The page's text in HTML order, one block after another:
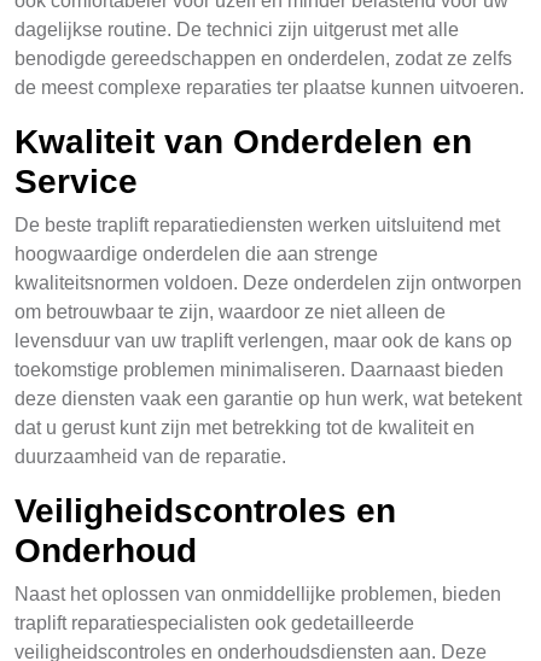
dagelijkse routine. De technici zijn uitgerust met alle
benodigde gereedschappen en onderdelen, zodat ze zelfs
de meest complexe reparaties ter plaatse kunnen uitvoeren.
Kwaliteit van Onderdelen en
Service
De beste traplift reparatiediensten werken uitsluitend met
hoogwaardige onderdelen die aan strenge
kwaliteitsnormen voldoen. Deze onderdelen zijn ontworpen
om betrouwbaar te zijn, waardoor ze niet alleen de
levensduur van uw traplift verlengen, maar ook de kans op
toekomstige problemen minimaliseren. Daarnaast bieden
deze diensten vaak een garantie op hun werk, wat betekent
dat u gerust kunt zijn met betrekking tot de kwaliteit en
duurzaamheid van de reparatie.
Veiligheidscontroles en
Onderhoud
Naast het oplossen van onmiddellijke problemen, bieden
traplift reparatiespecialisten ook gedetailleerde
veiligheidscontroles en onderhoudsdiensten aan. Deze